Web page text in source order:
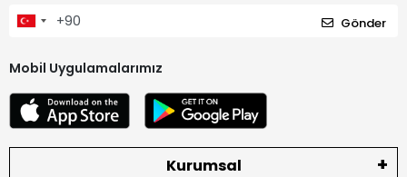
Gönder
Mobil Uygulamalarımız
Kurumsal